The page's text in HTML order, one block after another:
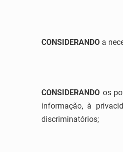
CONSIDERANDO a
CONSIDERANDO os
informação, à
discriminatórios;